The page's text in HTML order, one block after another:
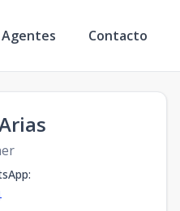
Agentes Contacto
: